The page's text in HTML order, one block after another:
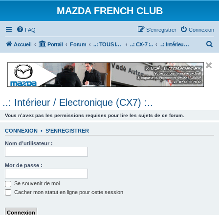
MAZDA FRENCH CLUB
FAQ Connexion
S’enregistrer
Accueil Portail Forum ..: TOUS les Véhicules MAZDA :.. ..: CX-7 :.. ..: Intérieur / Electronique (CX7) :..
e
..: Intérieur / Electronique (CX7) :..
Vous n’avez pas les permissions requises pour lire les sujets de ce forum.
CONNEXION • S’ENREGISTRER
Nom d’utilisateur :
Mot de passe :
Se souvenir de moi
Cacher mon statut en ligne pour cette session